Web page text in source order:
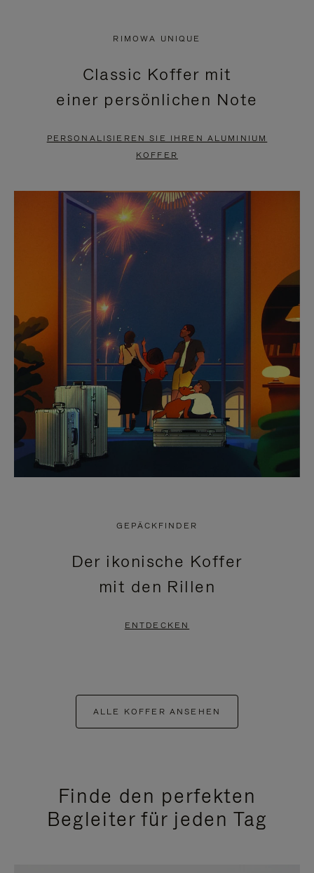
PAUSIERT,
BITTE
DRÜCKEN
ANZUHALTEN
KLICKEN
SIE
ZUM
AUFHEBEN
STUMMSCHALTUNG
RIMOWA UNIQUE
Classic Koffer mit
einer persönlichen Note
PERSONALISIEREN SIE IHREN ALUMINIUM
KOFFER
GEPÄCKFINDER
Der ikonische Koffer
mit den Rillen
ENTDECKEN
ALLE KOFFER ANSEHEN
Finde den perfekten
Begleiter für jeden Tag